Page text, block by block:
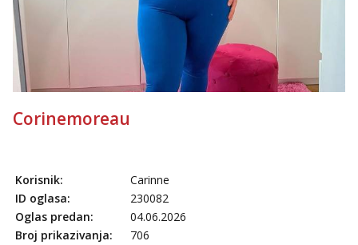
Ivančica
Čekam tvoj poziv!
064/677-677
tel:0,93€ - mob:1,12€ min
Čekam tvoj poziv!
Corinemoreau
Korisnik:
Carinne
ID oglasa:
230082
Oglas predan:
04.06.2026
Broj prikazivanja:
706